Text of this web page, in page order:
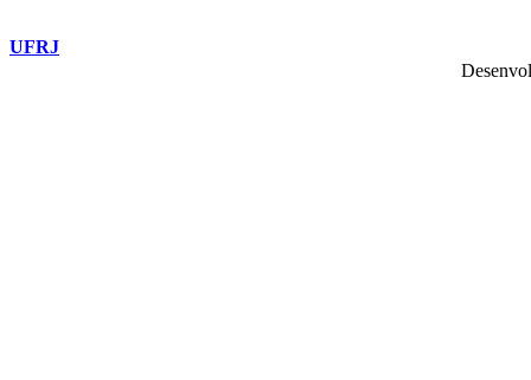
UFRJ